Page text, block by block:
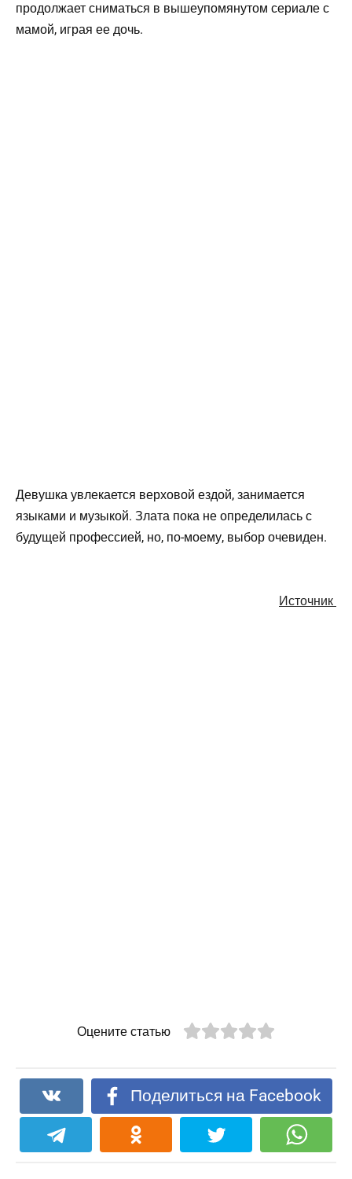
продолжает сниматься в вышеупомянутом сериале с
мамой, играя ее дочь.
Девушка увлекается верховой ездой, занимается
языками и музыкой. Злата пока не определилась с
будущей профессией, но, по-моему, выбор очевиден.
Источник
Оцените статью
Поделиться на Facebook